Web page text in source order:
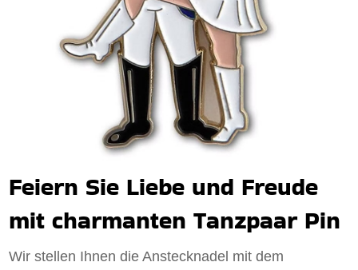
Feiern Sie Liebe und Freude
mit charmanten Tanzpaar Pin
Wir stellen Ihnen die Anstecknadel mit dem